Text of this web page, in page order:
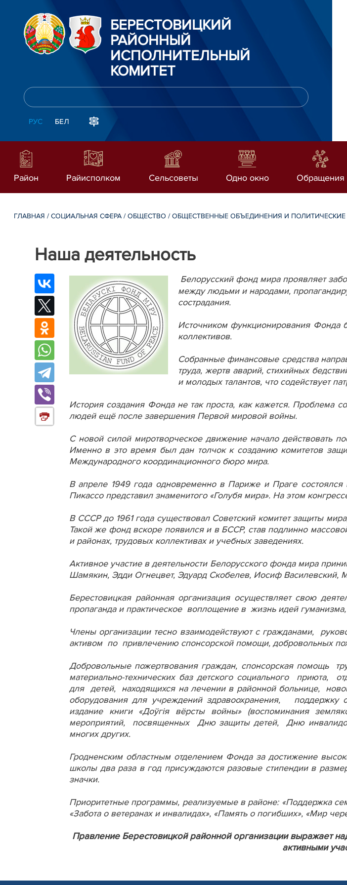
БЕРЕСТОВИЦКИЙ
РАЙОННЫЙ
ИСПОЛНИТЕЛЬНЫЙ
КОМИТЕТ
РУС БЕЛ
Район Райисполком Сельсоветы Одно окно Обращения
ГЛАВНАЯ /СОЦИАЛЬНАЯ СФЕРА /ОБЩЕСТВО /ОБЩЕСТВЕННЫЕ ОБЪЕДИНЕНИЯ И ПОЛИТИЧЕСКИЕ
Наша деятельность
Белорусский фонд мира проявляет
между людьми и народами,
сострадания.
Источником функционирования Фонда
коллективов.
Собранные финансовые средства
труда, жертв аварий, стихийных
и молодых талантов, что содействует
История создания Фонда не так проста, как кажется. Проблема
людей ещё после завершения Первой мировой войны.
С новой силой миротворческое движение начало действовать
Именно в это время был дан толчок к созданию комитетов
Международного координационного бюро мира.
В апреле 1949 года одновременно в Париже и Праге
Пикассо представил знаменитого «Голубя мира». На этом
В СССР до 1961 года существовал Советский комитет защиты
Такой же фонд вскоре появился и в БССР, став подлинно
и районах, трудовых коллективах и учебных заведениях.
Активное участие в деятельности Белорусского фонда мира
Шамякин, Эдди Огнецвет, Эдуард Скобелев, Иосиф Василевский,
Берестовицкая районная организация осуществляет свою
пропаганда и практическое воплощение в жизнь идей
Члены организации тесно взаимодействуют с гражданами,
активом по привлечению спонсорской помощи, добровольных
Добровольные пожертвования граждан, спонсорская помощь
материально-технических баз детского социального приюта,
для детей, находящихся на лечении в районной больнице,
оборудования для учреждений здравоохранения, поддержку
издание книги «Доўгія вёрсты войны» (воспоминания
мероприятий, посвященных Дню защиты детей, Дню
многих других.
Гродненским областным отделением Фонда за достижение
школы два раза в год присуждаются разовые стипендии в
значки.
Приоритетные программы, реализуемые в районе: «Поддержка
«Забота о ветеранах и инвалидах», «Память о погибших», «Мир
Правление Берестовицкой районной организациивыражает
активными